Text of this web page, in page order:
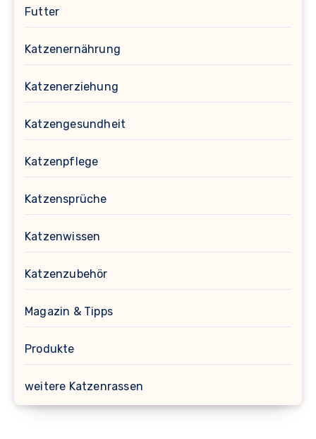
Futter
Katzenernährung
Katzenerziehung
Katzengesundheit
Katzenpflege
Katzensprüche
Katzenwissen
Katzenzubehör
Magazin & Tipps
Produkte
weitere Katzenrassen